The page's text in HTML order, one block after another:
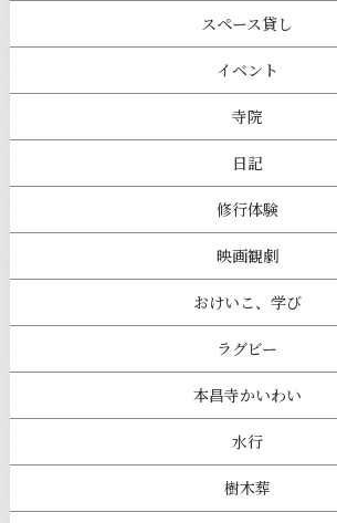
スペース貸し
イベント
寺院
日記
修行体験
映画観劇
おけいこ、学び
ラグビー
本昌寺かいわい
水行
樹木葬